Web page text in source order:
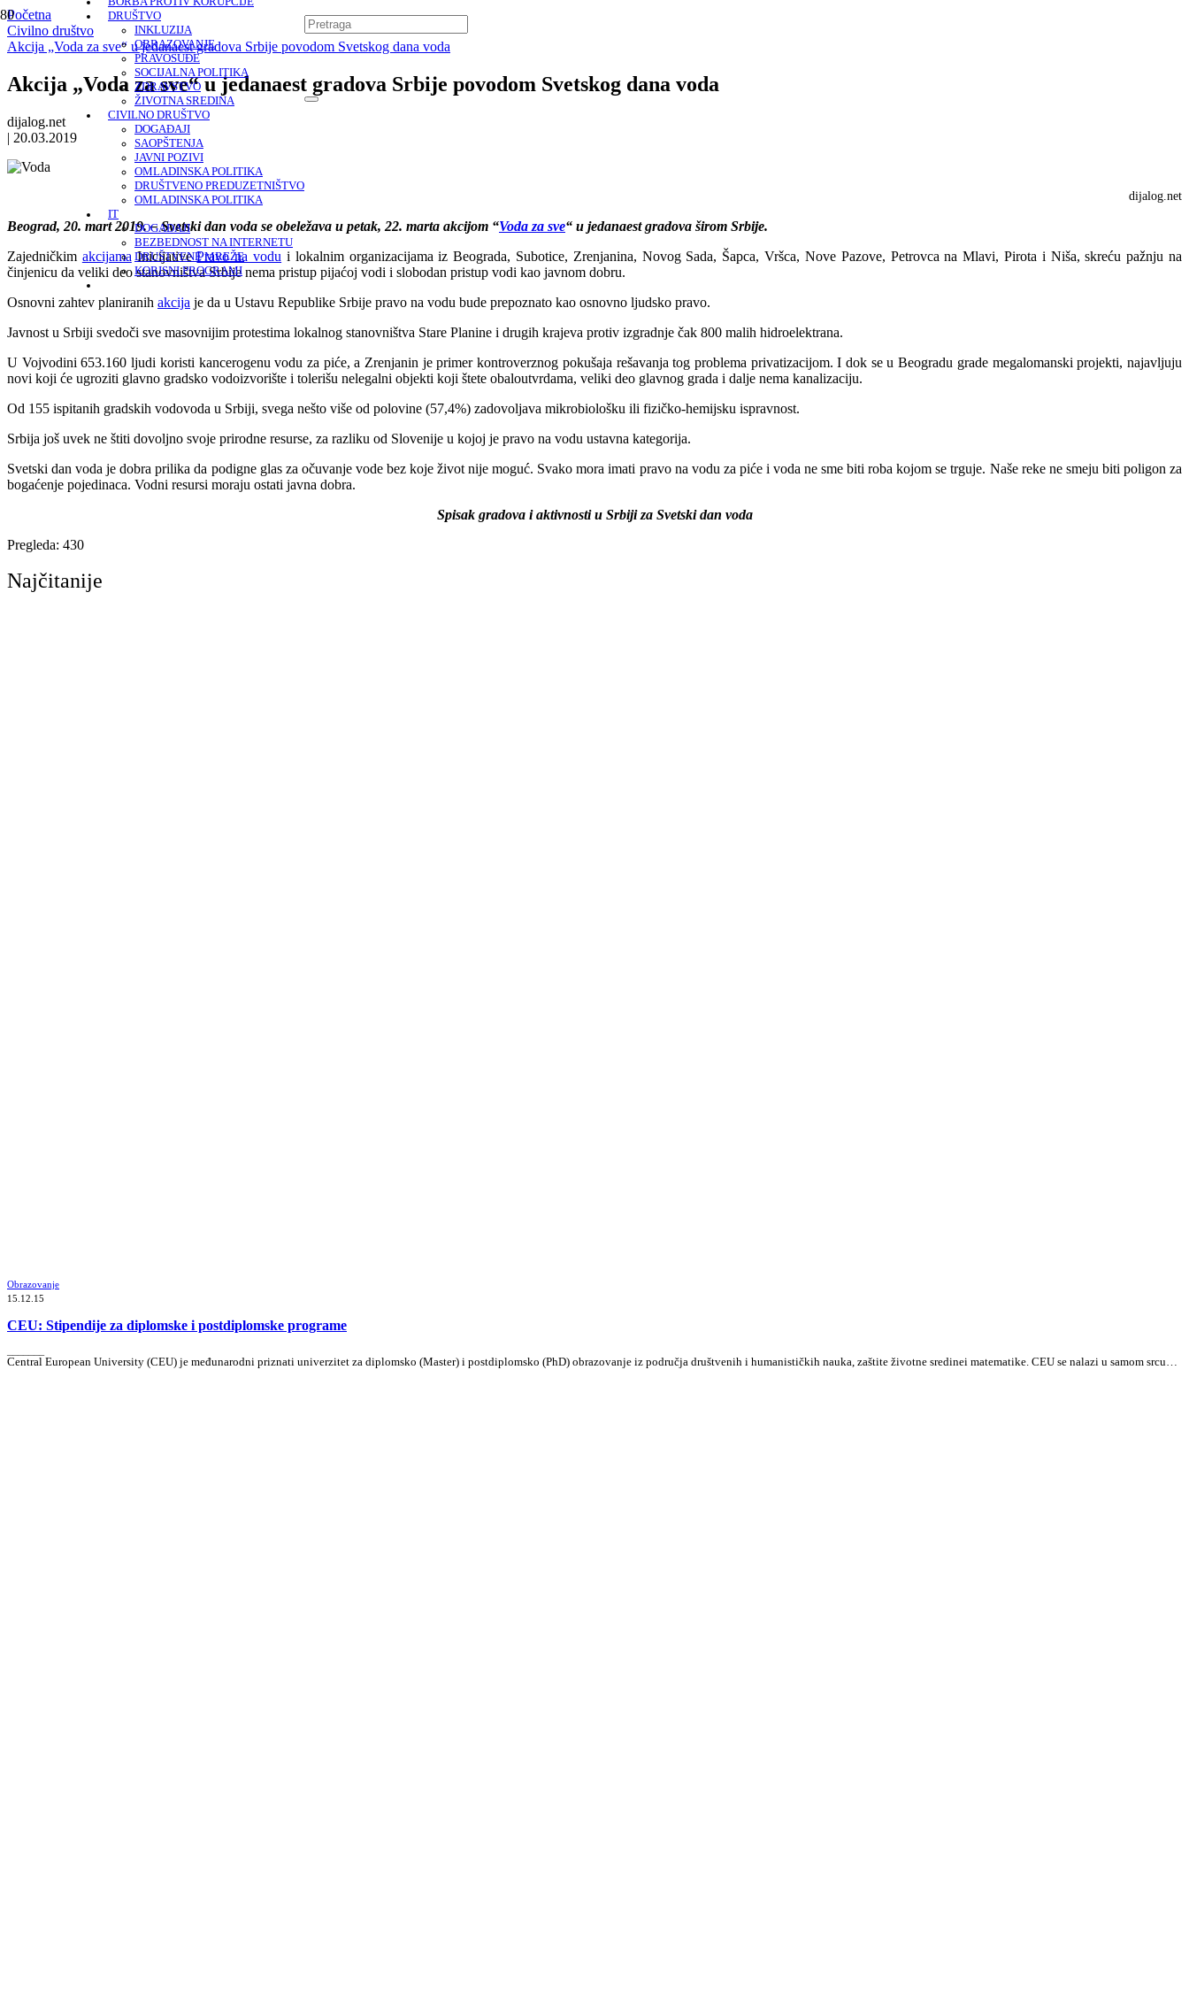
DRUŠTVO
INKLUZIJA
OBRAZOVANJE
PRAVOSUĐE
SOCIJALNA POLITIKA
ZDRAVSTVO
ŽIVOTNA SREDINA
CIVILNO DRUŠTVO
DOGAĐAJI
SAOPŠTENJA
JAVNI POZIVI
OMLADINSKA POLITIKA
DRUŠTVENO PREDUZETNIŠTVO
OMLADINSKA POLITIKA
IT
DOGAĐAJI
BEZBEDNOST NA INTERNETU
DRUŠTVENE MREŽE
KORISNI PROGRAMI
Početna
Civilno društvo
Akcija „Voda za sve“ u jedanaest gradova Srbije povodom Svetskog dana voda
Akcija „Voda za sve“ u jedanaest gradova Srbije povodom Svetskog dana voda
dijalog.net
| 20.03.2019
dijalog.net
Beograd, 20. mart 2019. – Svetski dan voda se obeležava u petak, 22. marta akcijom “Voda za sve“ u jedanaest gradova širom Srbije.
Zajedničkim akcijama InicijativePravo na vodu i lokalnim organizacijama iz Beograda, Subotice, Zrenjanina, Novog Sada, Šapca, Vršca, Nove Pazove, Petrovca na Mlavi, Pirota i Niša, skreću pažnju na
činjenicu da veliki deo stanovništva Srbije nema pristup pijaćoj vodi i slobodan pristup vodi kao javnom dobru.
Osnovni zahtev planiranih akcija je da u Ustavu Republike Srbije pravo na vodu bude prepoznato kao osnovno ljudsko pravo.
Javnost u Srbiji svedoči sve masovnijim protestima lokalnog stanovništva Stare Planine i drugih krajeva protiv izgradnje čak 800 malih hidroelektrana.
U Vojvodini 653.160 ljudi koristi kancerogenu vodu za piće, a Zrenjanin je primer kontroverznog pokušaja rešavanja tog problema privatizacijom. I dok se u Beogradu grade megalomanski projekti, najavljuju
novi koji će ugroziti glavno gradsko vodoizvorište i tolerišu nelegalni objekti koji štete obaloutvrdama, veliki deo glavnog grada i dalje nema kanalizaciju.
Od 155 ispitanih gradskih vodovoda u Srbiji, svega nešto više od polovine (57,4%) zadovoljava mikrobiološku ili fizičko-hemijsku ispravnost.
Srbija još uvek ne štiti dovoljno svoje prirodne resurse, za razliku od Slovenije u kojoj je pravo na vodu ustavna kategorija.
Svetski dan voda je dobra prilika da podigne glas za očuvanje vode bez koje život nije moguć. Svako mora imati pravo na vodu za piće i voda ne sme biti roba kojom se trguje. Naše reke ne smeju biti poligon za
bogaćenje pojedinaca. Vodni resursi moraju ostati javna dobra.
Spisak gradova i aktivnosti u Srbiji za Svetski dan voda
Pregleda: 430
Najčitanije
Obrazovanje
15.12.15
CEU: Stipendije za diplomske i postdiplomske programe
Central European University (CEU) je međunarodni priznati univerzitet za diplomsko (Master) i postdiplomsko (PhD) obrazovanje iz područja društvenih i humanističkih nauka, zaštite životne sredinei matematike. CEU se nalazi u samom srcu…